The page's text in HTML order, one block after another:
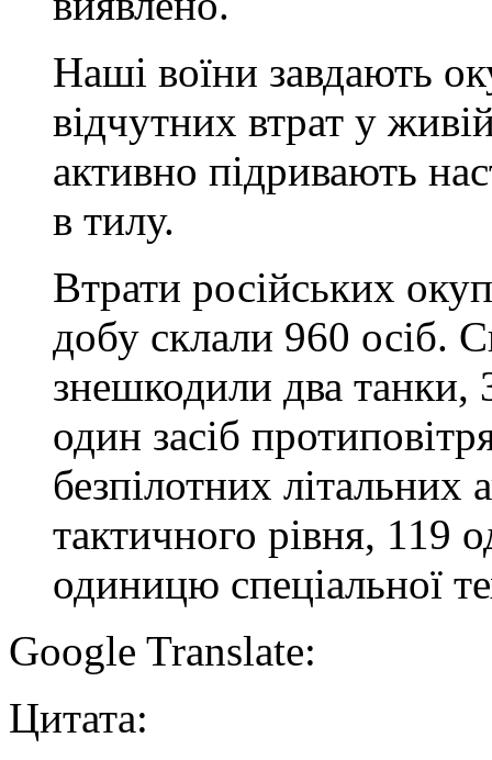
Наші воїни завдають
відчутних втрат у
активно підривають
в тилу.
Втрати російських
добу склали 960 осіб.
знешкодили два танки,
один засіб
безпілотних літальних
тактичного рівня, 119
одиницю спеціальної
Google Translate:
Цитата: